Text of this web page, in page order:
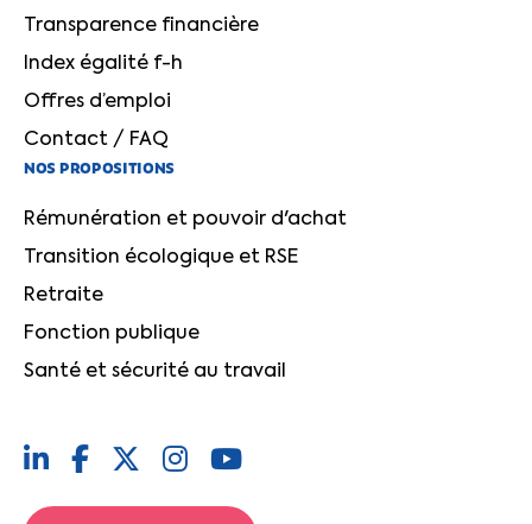
Transparence financière
Index égalité f-h
Offres d’emploi
Contact / FAQ
NOS PROPOSITIONS
Rémunération et pouvoir d'achat
Transition écologique et RSE
Retraite
Fonction publique
Santé et sécurité au travail